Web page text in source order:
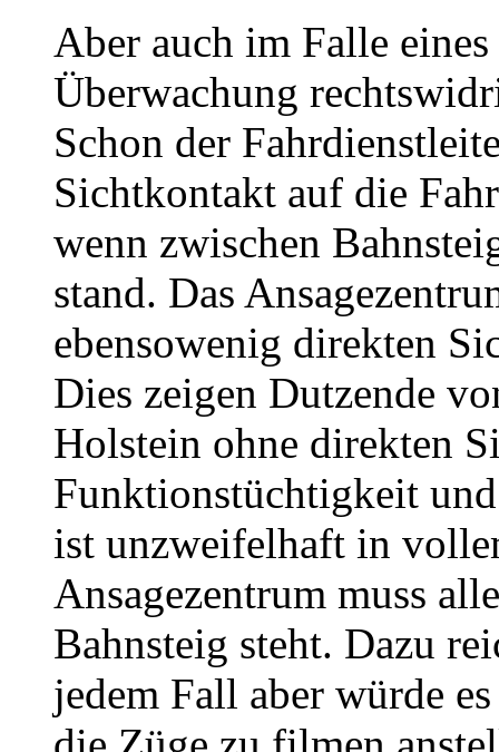
Aber auch im Falle
Überwachung
Schon der
Sichtkontakt auf die
wenn zwischen
stand. Das
ebensowenig direkten
Dies zeigen Dutzende
Holstein ohne direkten
Funktionstüchtigkeit
ist unzweifelhaft in
Ansagezentrum muss
Bahnsteig steht. Dazu
jedem Fall aber würde